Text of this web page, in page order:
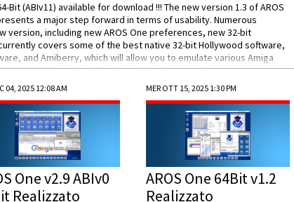
Bit (ABIv11) available for download !!! The new version 1.3 of AROS
a major step forward in terms of usability. Numerous
version, including new AROS One preferences, new 32-bit
covers some of the best native 32-bit Hollywood software,
and Amiberry, which will allow you to emulate various Amiga
ISO/IMG/: Download Functionalities: Improved...
04, 2025 12:08 AM
One v2.9 ABIv0
Realizzato
MER OTT 15, 2025 1:30 PM
AROS One 64Bit v1.2
Realizzato